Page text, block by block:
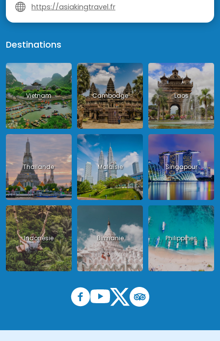
https://asiakingtravel.fr
Destinations
Vietnam Cambodge Laos
Thailande Malaisie Singapour
Indonésie Birmanie Philippines